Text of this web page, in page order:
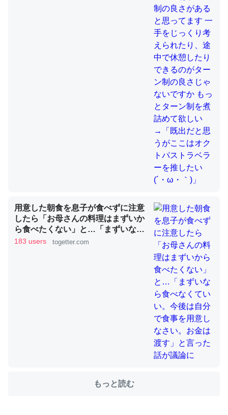
類は苦労してるんだな…。腹足類だと殻を無くしてナメク
─ニュース :: 【研究発表】昆虫学の大問題＝「昆虫はなぜ海にいな
ウチもEchoを実家に置いて４年。でたまに覗いてる。ぼ
ちぼちRingも置こうかと画策中。あと、Googleマップで
位置情報を共有してる。電池残量や充電中かが分かるので
─たまにLINEするくらいだった遠方の父67歳と僕。ITツール導入で
コミュニケーションが劇的に変化した｜tayorini by LIFULL介護
ちょうど同じ理由でEcho Show 8を設定中でした。Prime
とかSpotifyを支払う孝行もできる。一生で親と会える残
り時間を日数にすると1週間とかの人が多いそうだけど、
それを実質100倍以上に伸ばす効果があるはず……
─たまにLINEするくらいだった遠方の父67歳と僕。ITツール導入で
コミュニケーションが劇的に変化した｜tayorini by LIFULL介護
回線代ほとんどかからないですよ。参考：
用意した朝食を息子が食べずに注意
したら「お母さんの料理はまずいか
ら食べたくない」と…「まずいなら
食べなくていい。今後は自分で食事
183 users togetter.com
もっと読む